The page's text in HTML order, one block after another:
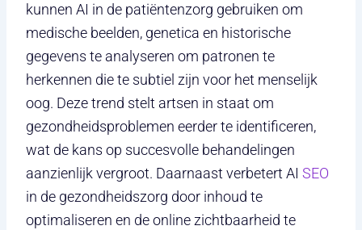
kunnen AI in de patiëntenzorg gebruiken om
medische beelden, genetica en historische
gegevens te analyseren om patronen te
herkennen die te subtiel zijn voor het menselijk
oog. Deze trend stelt artsen in staat om
gezondheidsproblemen eerder te identificeren,
wat de kans op succesvolle behandelingen
aanzienlijk vergroot. Daarnaast verbetert AISEO
in de gezondheidszorg door inhoud te
optimaliseren en de online zichtbaarheid te